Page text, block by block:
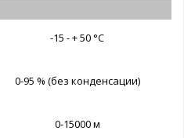
-15 - + 50 °C
0-95 % (без конденсации)
0-15000 м